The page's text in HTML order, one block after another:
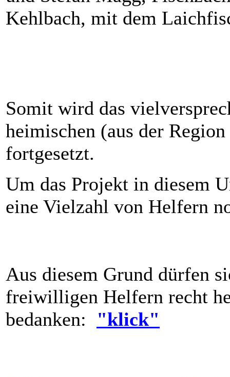
Kehlbach, mit dem
Somit wird das
heimischen (aus der
fortgesetzt.
Um das Projekt in diesem
eine Vielzahl von Helfern
Aus diesem Grund dürfen
freiwilligen Helfern recht
bedanken: "klick"